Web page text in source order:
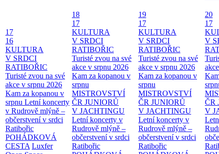
17
16
KULTURA
V SRDCI
RATIBOŘIC
Turisté zvou na své
akce v srpnu 2026
Kam za kopanou v
srpnu Letní koncerty
v Rudrově mlýně –
občerstvení v srdci
Ratibořic
POHÁDKOVÁ
CESTA Luxfer
18
17
KULTURA
V SRDCI
RATIBOŘIC
Turisté zvou na své
akce v srpnu 2026
Kam za kopanou v
srpnu
MISTROVSTVÍ
ČR JUNIORŮ
V JACHTINGU
Letní koncerty v
Rudrově mlýně –
občerstvení v srdci
Ratibořic
19
17
KULTURA
V SRDCI
RATIBOŘIC
Turisté zvou na své
akce v srpnu 2026
Kam za kopanou v
srpnu
MISTROVSTVÍ
ČR JUNIORŮ
V JACHTINGU
Letní koncerty v
Rudrově mlýně –
občerstvení v srdci
Ratibořic
20
17
V
ČR
V